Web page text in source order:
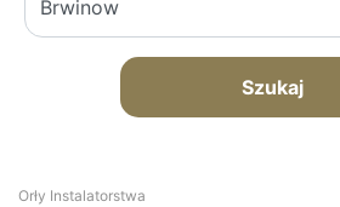
Szukaj
Orły Instalatorstwa